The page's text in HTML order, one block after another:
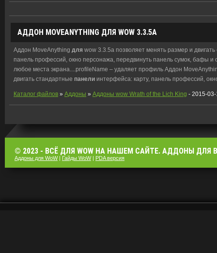
АДДОН MOVEANYTHING ДЛЯ WOW 3.3.5A
Аддон MoveAnything для wow 3.3.5a позволяет менять размер и
панель профессий, окно персонажа, передвинуть панель сумок, бафы
любое места экрана....profileName – удаляет профиль Аддон
двигать стандартные панели интерфейса: карту, панель профессий,
Каталог файлов » Аддоны » Аддоны wow Wrath of the Lich King - 2015-
© 2023 - ВСЁ ДЛЯ WOW НА НАШЕМ САЙТЕ. АДДОНЫ ДЛЯ
Аддоны для WoW| Гайды WoW| PDA версия